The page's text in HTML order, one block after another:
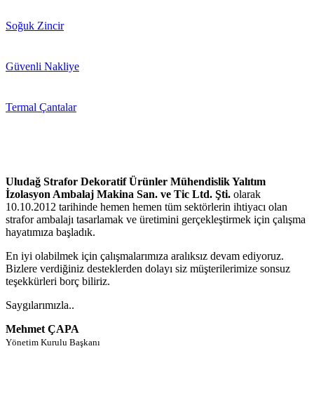
Soğuk Zincir
Güvenli Nakliye
Termal Çantalar
Uludağ Strafor Dekoratif Ürünler Mühendislik Yalıtım
İzolasyon Ambalaj Makina San. ve Tic Ltd. Şti. olarak
10.10.2012 tarihinde hemen hemen tüm sektörlerin ihtiyacı olan
strafor ambalajı tasarlamak ve üretimini gerçekleştirmek için çalışma
hayatımıza başladık.
En iyi olabilmek için çalışmalarımıza aralıksız devam ediyoruz.
Bizlere verdiğiniz desteklerden dolayı siz müşterilerimize sonsuz
teşekkürleri borç biliriz.
Saygılarımızla..
Mehmet ÇAPA
Yönetim Kurulu Başkanı